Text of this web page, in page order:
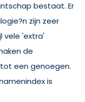
bestaat. Er
zijn zeer
vele 'extra'
de
een genoegen.
is